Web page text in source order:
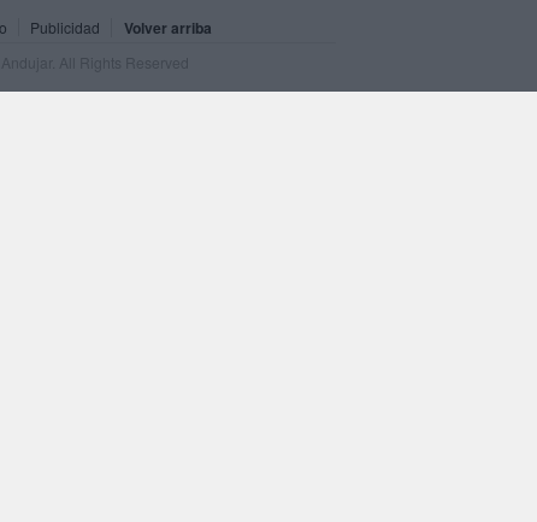
Publicidad Volver arriba